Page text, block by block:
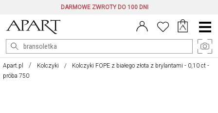
DARMOWE ZWROTY DO 100 DNI
Menu
główne
Apart.pl Kolczyki
Kolczyki FOPE z białego złota z brylantami - 0,10 ct -
próba 750